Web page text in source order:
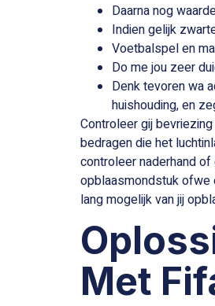
Daarna nog
Indien gelijk
Voetbalspel en
Do me jou zeer
Denk tevoren wa
huishouding, en
Controleer gij
bedragen die het
controleer naderhand
opblaasmondstuk ofwe
lang mogelijk van jij
Met